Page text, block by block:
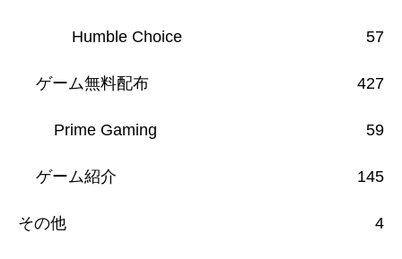
Humble Choice 57
ゲーム無料配布 427
Prime Gaming 59
ゲーム紹介 145
その他 4